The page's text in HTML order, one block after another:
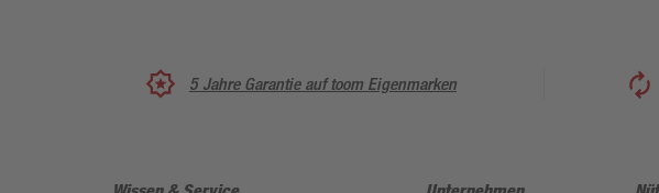
5 Jahre Garantie auf toom Eigenmarken